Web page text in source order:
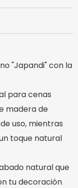
"Japandi" con la
para cenas
madera de
uso, mientras
toque natural
natural que
tu decoración